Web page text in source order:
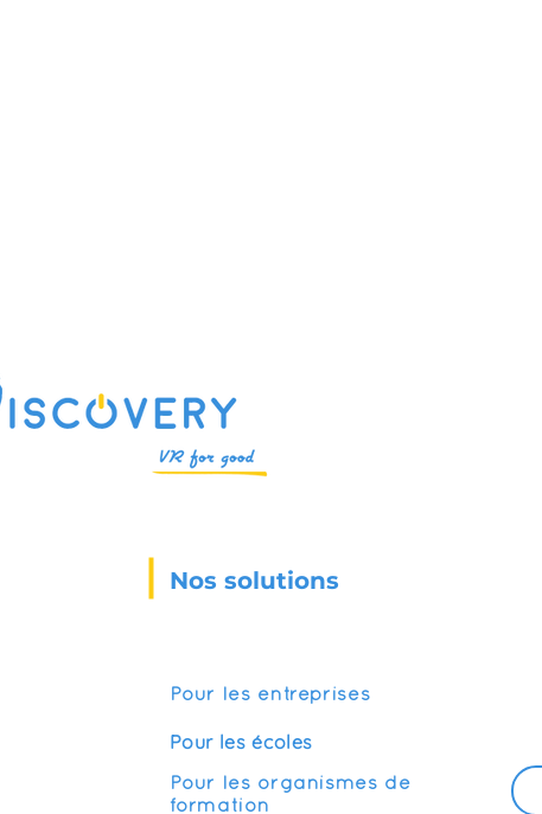
Nos solutions
Pour les entreprises
Pour les écoles
Pour les organismes de
formation